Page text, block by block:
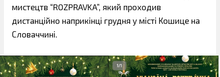
мистецтв “ROZPRAVKA”, який проходив
дистанційно наприкінці грудня у місті Кошице на
Словаччині.